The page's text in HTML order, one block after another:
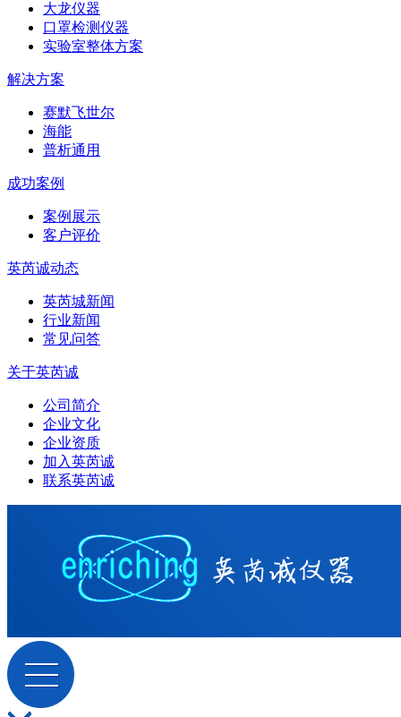
大龙仪器
口罩检测仪器
实验室整体方案
解决方案
赛默飞世尔
海能
普析通用
成功案例
案例展示
客户评价
英芮诚动态
英芮城新闻
行业新闻
常见问答
关于英芮诚
公司简介
企业文化
企业资质
加入英芮诚
联系英芮诚